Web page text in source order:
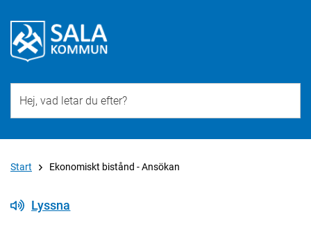
Start Ekonomiskt bistånd - Ansökan
Lyssna